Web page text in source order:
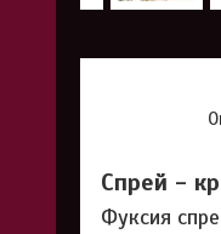
Спрей -
Фуксия